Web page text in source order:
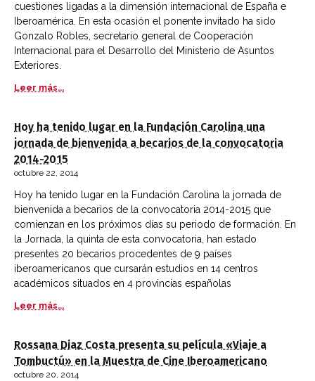
cuestiones ligadas a la dimensión internacional de España e
Iberoamérica. En esta ocasión el ponente invitado ha sido
Gonzalo Robles, secretario general de Cooperación
Internacional para el Desarrollo del Ministerio de Asuntos
Exteriores.
Leer más...
Hoy ha tenido lugar en la Fundación Carolina una
jornada de bienvenida a becarios de la convocatoria
2014-2015
octubre 22, 2014
Hoy ha tenido lugar en la Fundación Carolina la jornada de
bienvenida a becarios de la convocatoria 2014-2015 que
comienzan en los próximos días su periodo de formación. En
la Jornada, la quinta de esta convocatoria, han estado
presentes 20 becarios procedentes de 9 países
iberoamericanos que cursarán estudios en 14 centros
académicos situados en 4 provincias españolas
Leer más...
Rossana Diaz Costa presenta su película «Viaje a
Tombuctú» en la Muestra de Cine Iberoamericano
octubre 20, 2014